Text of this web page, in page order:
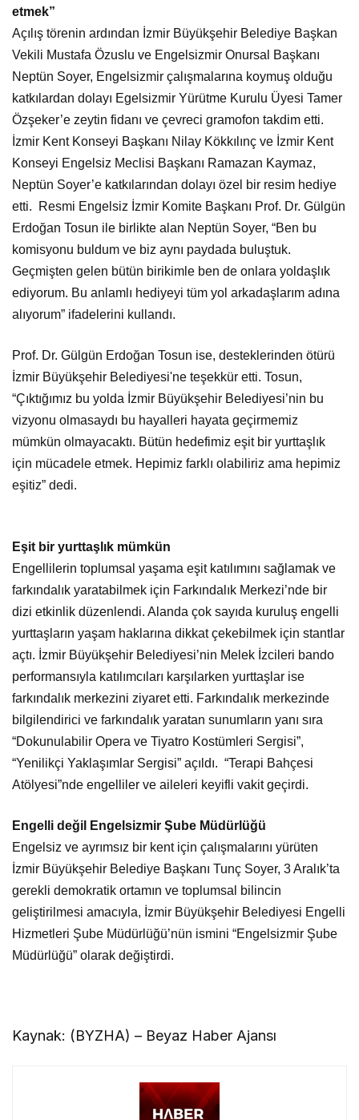
etmek”
Açılış törenin ardından İzmir Büyükşehir Belediye Başkan
Vekili Mustafa Özuslu ve Engelsizmir Onursal Başkanı
Neptün Soyer, Engelsizmir çalışmalarına koymuş olduğu
katkılardan dolayı Egelsizmir Yürütme Kurulu Üyesi Tamer
Özşeker’e zeytin fidanı ve çevreci gramofon takdim etti.
İzmir Kent Konseyi Başkanı Nilay Kökkılınç ve İzmir Kent
Konseyi Engelsiz Meclisi Başkanı Ramazan Kaymaz,
Neptün Soyer’e katkılarından dolayı özel bir resim hediye
etti. Resmi Engelsiz İzmir Komite Başkanı Prof. Dr. Gülgün
Erdoğan Tosun ile birlikte alan Neptün Soyer, “Ben bu
komisyonu buldum ve biz aynı paydada buluştuk.
Geçmişten gelen bütün birikimle ben de onlara yoldaşlık
ediyorum. Bu anlamlı hediyeyi tüm yol arkadaşlarım adına
alıyorum” ifadelerini kullandı.
Prof. Dr. Gülgün Erdoğan Tosun ise, desteklerinden ötürü
İzmir Büyükşehir Belediyesi'ne teşekkür etti. Tosun,
“Çıktığımız bu yolda İzmir Büyükşehir Belediyesi’nin bu
vizyonu olmasaydı bu hayalleri hayata geçirmemiz
mümkün olmayacaktı. Bütün hedefimiz eşit bir yurttaşlık
için mücadele etmek. Hepimiz farklı olabiliriz ama hepimiz
eşitiz” dedi.
Eşit bir yurttaşlık mümkün
Engellilerin toplumsal yaşama eşit katılımını sağlamak ve
farkındalık yaratabilmek için Farkındalık Merkezi’nde bir
dizi etkinlik düzenlendi. Alanda çok sayıda kuruluş engelli
yurttaşların yaşam haklarına dikkat çekebilmek için stantlar
açtı. İzmir Büyükşehir Belediyesi’nin Melek İzcileri bando
performansıyla katılımcıları karşılarken yurttaşlar ise
farkındalık merkezini ziyaret etti. Farkındalık merkezinde
bilgilendirici ve farkındalık yaratan sunumların yanı sıra
“Dokunulabilir Opera ve Tiyatro Kostümleri Sergisi”,
“Yenilikçi Yaklaşımlar Sergisi” açıldı. “Terapi Bahçesi
Atölyesi”nde engelliler ve aileleri keyifli vakit geçirdi.
Engelli değil Engelsizmir Şube Müdürlüğü
Engelsiz ve ayrımsız bir kent için çalışmalarını yürüten
İzmir Büyükşehir Belediye Başkanı Tunç Soyer, 3 Aralık’ta
gerekli demokratik ortamın ve toplumsal bilincin
geliştirilmesi amacıyla, İzmir Büyükşehir Belediyesi Engelli
Hizmetleri Şube Müdürlüğü’nün ismini “Engelsizmir Şube
Müdürlüğü” olarak değiştirdi.
Kaynak: (BYZHA) – Beyaz Haber Ajansı